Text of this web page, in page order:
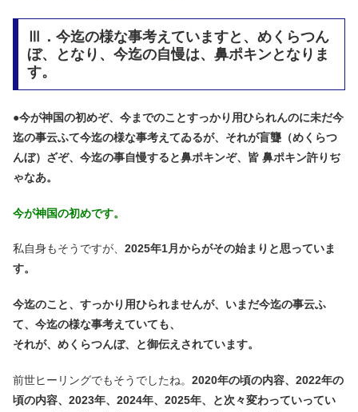
Ⅲ．今迄の様な事考えていますと、めくらつん
ぼ、となり、今迄の自慢は、鼻ポキンとなりま
す。
●今が神国の初めぞ、今までのことすっかり用ひられんのに未だ今
迄の事云ふて今迄の様な事考えてゐるが、それが盲聾（めくらつ
んぼ）ざぞ、今迄の事自慢すると鼻ポキンぞ、皆 鼻ポキン許りぢ
ゃなあ。
今が神国の初めです。
私自身もそうですが、 2025年1月からがその始まりと思っていま
す。
今迄のこと、すっかり用ひられませんが、いまだ今迄の事云ふ
て、今迄の様な事考えていても、
それが、めくらつんぼ、と御伝えされています。
前世ヒーリングでもそうでしたね。 2020年の頃の内容、2022年の
頃の内容、2023年、2024年、2025年、と次々変わっていってい